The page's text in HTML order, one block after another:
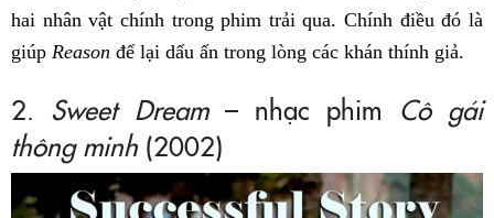
hai nhân vật chính trong phim trải qua. Chính điều đó là
giúp Reason để lại dấu ấn trong lòng các khán thính giả.
2. Sweet Dream– nhạc phim Cô gái
thông minh (2002)